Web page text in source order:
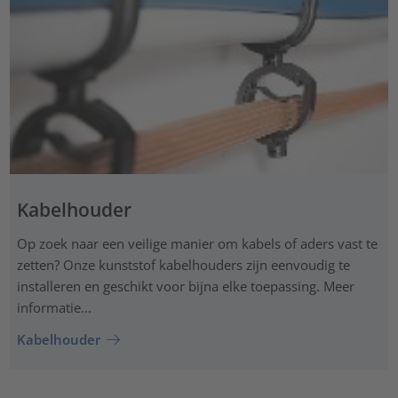
Kabelhouder
Op zoek naar een veilige manier om kabels of aders vast te
zetten? Onze kunststof kabelhouders zijn eenvoudig te
installeren en geschikt voor bijna elke toepassing. Meer
informatie...
Kabelhouder